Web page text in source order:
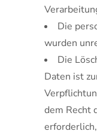
Die
wurden
Die
Daten ist
dem Recht